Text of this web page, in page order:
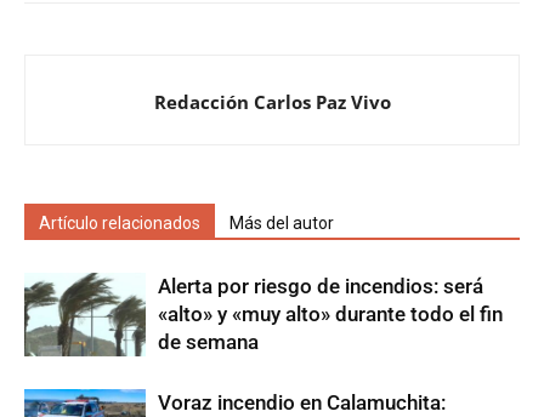
Redacción Carlos Paz Vivo
Artículo relacionados Más del autor
Alerta por riesgo de incendios: será
«alto» y «muy alto» durante todo el fin
de semana
Voraz incendio en Calamuchita: